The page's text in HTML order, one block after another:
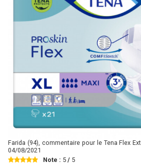
Farida (94), commentaire pour le Tena Flex
04/08/2021
Note : 5 / 5